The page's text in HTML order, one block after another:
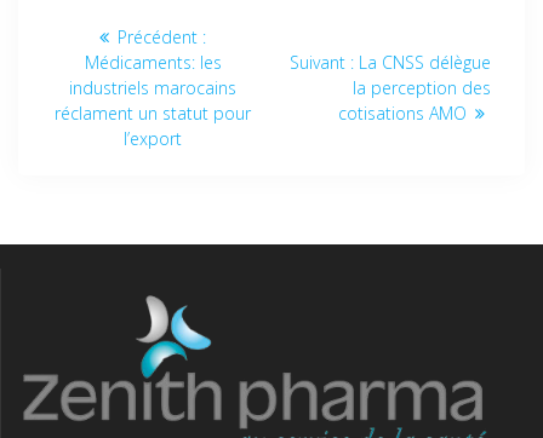
Précédent :
Médicaments: les
industriels marocains
réclament un statut pour
l’export
Suivant : La CNSS délègue
la perception des
cotisations AMO